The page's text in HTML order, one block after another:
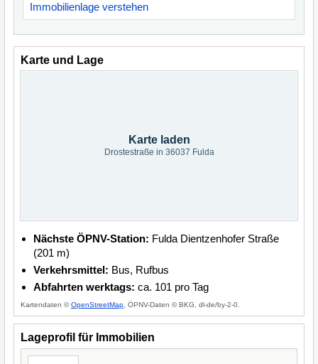
Immobilienlage verstehen
Karte und Lage
Karte laden
Drostestraße in 36037 Fulda
Nächste ÖPNV-Station: Fulda Dientzenhofer Straße
(201 m)
Verkehrsmittel: Bus, Rufbus
Abfahrten werktags: ca. 101 pro Tag
Kartendaten ©OpenStreetMap , ÖPNV-Daten © BKG, dl-de/by-2-0.
Lageprofil für Immobilien